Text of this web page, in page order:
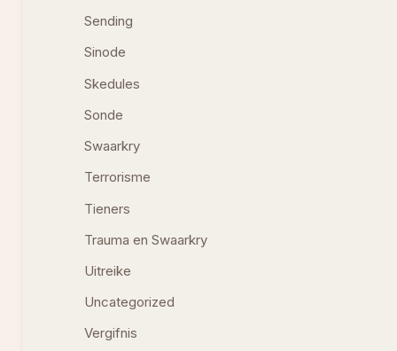
Sending
Sinode
Skedules
Sonde
Swaarkry
Terrorisme
Tieners
Trauma en Swaarkry
Uitreike
Uncategorized
Vergifnis